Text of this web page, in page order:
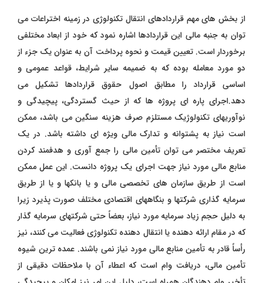
از بخش های مهم قراردادهای انتقال تکنولوژی در زمینه اختراعات می
توان به جنبه مالی این قراردادها اشاره نمود که خود از ابعاد مختلفی
برخوردار است. تعیین قیمت و نحوه پرداخت آن به عنوان یک جزء از
دو مورد معامله بوده که به ضمیمه سایر شرایط، قواعد عمومی و
اساسی قرارداد را مطابق اصول حقوق قراردادها تشکیل می
دهد.اجرای پاره ای پروژه ها که از حیث گستردگی، پیچیدگی و
نوآوریهای تکنولوژیک مستلزم صرف هزینه سنگین می باشد، ممکن
است نیاز به پشتوانه و تدارک مالی ویژه ای داشته باشد. در یک
تعریف مختصر می توان تأمین مالی را جمع آوری و هدفمند کردن
منابع مالی مورد نیاز جهت اجرای یک پروژه دانست. این عمل ممکن
است از طریق سازمان های تخصصی مالی و یا بانکها و یا از طریق
سرمایه گذاری شرکتها و بنگاههای اقتصادی مختلف صورت پذیرد زیرا
به دلیل حجم زیاد سرمایه مورد نیاز، بعضاً حتی شرکتهای سرمایه گذار
که در مقام ارائه دهنده یا انتقال دهنده تکنولوژی فعالیت می کنند، نیز
رأساً قادر به تأمین منابع مالی مورد نیاز نمی باشند. عمده ترین شیوه
تأمین مالی، دریافت وام است که اعطاء آن با ملاحظات دقیقی از